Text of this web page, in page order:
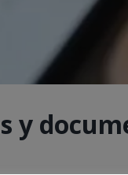
y